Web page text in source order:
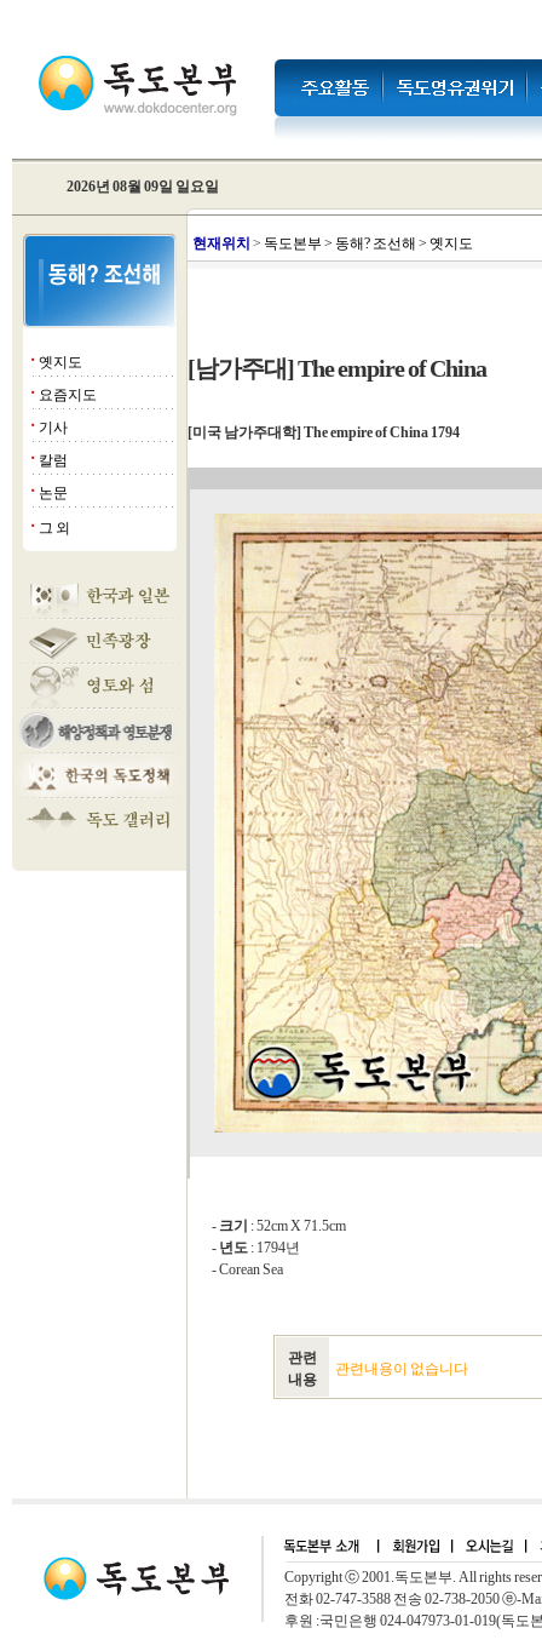
2026년 08월 09일 일요일
■ 옛지도
■ 요즘지도
■ 기사
■ 칼럼
■ 논문
■ 그 외
현재위치 > 독도본부 > 동해? 조선해 > 옛지도
[남가주대] The empire of China
[미국 남가주대학] The empire of China 1794
- 크기 : 52cm X 71.5cm
- 년도 : 1794년
- Corean Sea
관련
내용
관련내용이 없습니다
Copyright ⓒ 2001.독도본부. All rights
전화 02-747-3588 전송 02-738-2050 ⓔ-
후원 :국민은행 024-047973-01-019(독도